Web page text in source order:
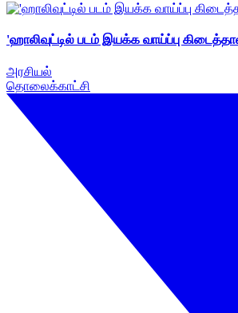
'ஹாலிவுட்டில் படம் இயக்க வாய்ப்பு
அரசியல்
தொலைக்காட்சி